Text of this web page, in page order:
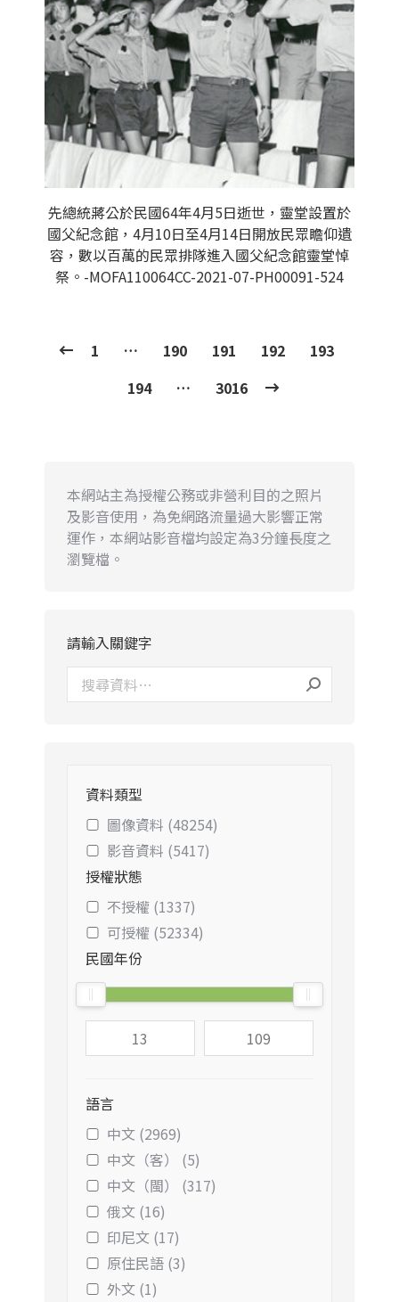
先總統蔣公於民國64年4月5日逝世，靈堂設置於
國父紀念館，4月10日至4月14日開放民眾瞻仰遺
容，數以百萬的民眾排隊進入國父紀念館靈堂悼
祭。-MOFA110064CC-2021-07-PH00091-524
1 … 190 191 192
193
194
… 3016
本網站主為授權公務或非營利目的之照片
及影音使用，為免網路流量過大影響正常
運作，本網站影音檔均設定為3分鐘長度之
瀏覽檔。
請輸入關鍵字
資料類型
圖像資料 (48254)
影音資料 (5417)
授權狀態
不授權 (1337)
可授權 (52334)
民國年份
語言
中文 (2969)
中文（客） (5)
中文（閩） (317)
俄文 (16)
印尼文 (17)
原住民語 (3)
外文 (1)